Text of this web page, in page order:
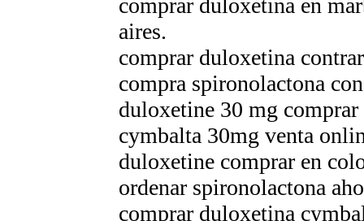
comprar duloxetina en
aires.
comprar duloxetina
compra spironolactona
duloxetine 30 mg
cymbalta 30mg venta
duloxetine comprar en
ordenar spironolactona
comprar duloxetina